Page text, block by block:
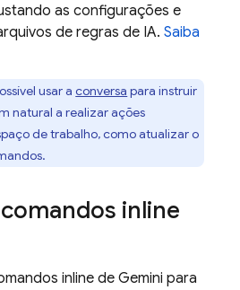
as configurações e
de regras de IA. Saiba
usar aconversa para instruir
natural a realizar ações
de trabalho, como atualizar o
comandos inline
inline deGemini para